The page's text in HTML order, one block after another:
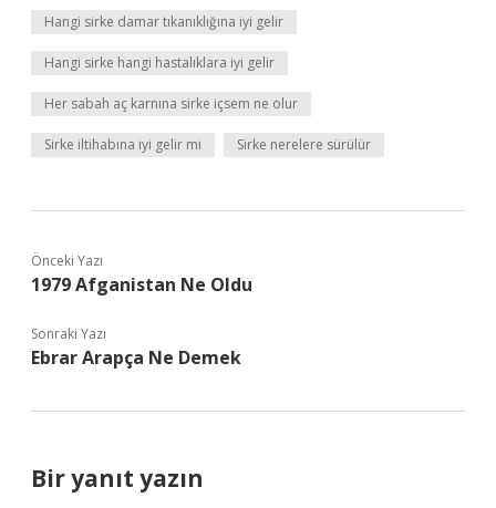
Hangi sirke damar tıkanıklığına iyi gelir
Hangi sirke hangi hastalıklara iyi gelir
Her sabah aç karnına sirke içsem ne olur
Sirke iltihabına iyi gelir mi Sirke nerelere sürülür
Önceki Yazı
1979 Afganistan Ne Oldu
Sonraki Yazı
Ebrar Arapça Ne Demek
Bir yanıt yazın